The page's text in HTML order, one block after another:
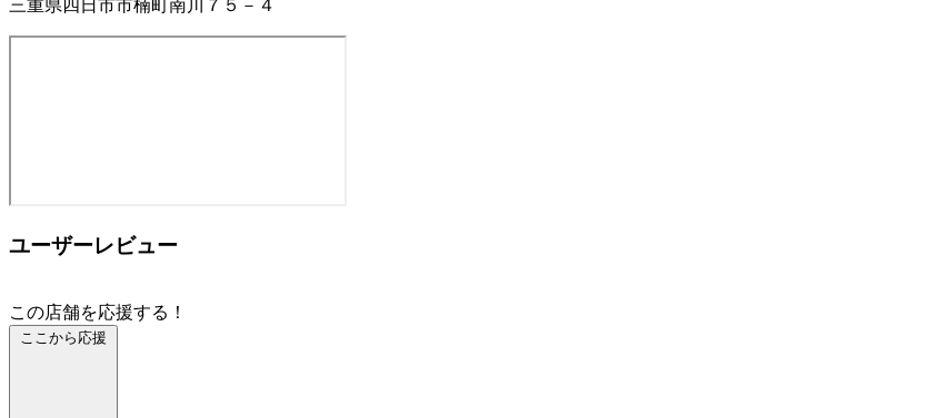
三重県四日市市楠町南川７５－４
ユーザーレビュー
この店舗を応援する！
ここから応援